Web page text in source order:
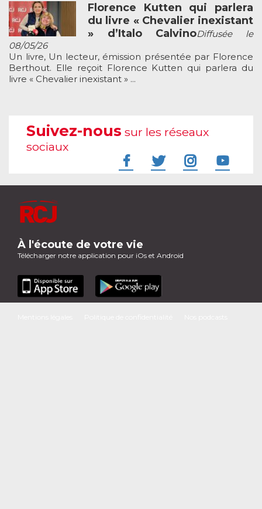
Florence Kutten qui parlera
du livre « Chevalier inexistant
» d’Italo CalvinoDiffusée le
08/05/26
Un livre, Un lecteur, émission présentée par Florence
Berthout. Elle reçoit Florence Kutten qui parlera du
livre « Chevalier inexistant » ...
Suivez-nous sur les réseaux
sociaux
À l'écoute de votre vie
Télécharger notre application pour iOs et Android